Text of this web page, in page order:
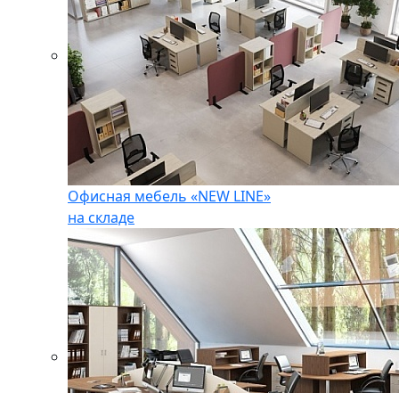
Офисная мебель «NEW LINE»
на складе